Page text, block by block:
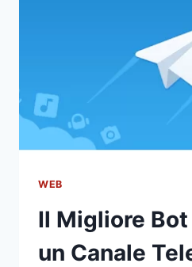
WEB
Il Migliore
un Canale